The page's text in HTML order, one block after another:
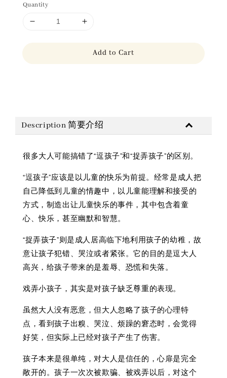
Quantity
Add to Cart
Description 简要介绍
很多大人可能搞错了“逗孩子”和“捉弄孩子”的区别。
“逗孩子”应该是以儿童的快乐为前提。经常是成人把
自己降低到儿童的情趣中，以儿童能理解和接受的
方式，制造出让儿童快乐的事件，其中包含着童
心、快乐，甚至幽默和智慧。
“捉弄孩子”则是成人居高临下地利用孩子的幼稚，故
意让孩子犯错、哭泣或者紧张。它的目的是逗大人
高兴，给孩子带来的是羞辱、恐慌和失落。
戏弄小孩子，其实是对孩子缺乏尊重的表现。
虽然大人没有恶意，但大人忽略了孩子的心理特
点，看到孩子出糗、哭泣、烦躁的窘态时，会觉得
好笑，但实际上已经对孩子产生了伤害。
孩子本来是很单纯，对大人是信任的，心扉是完全
敞开的。孩子一次次被欺骗、被戏弄以后，对这个